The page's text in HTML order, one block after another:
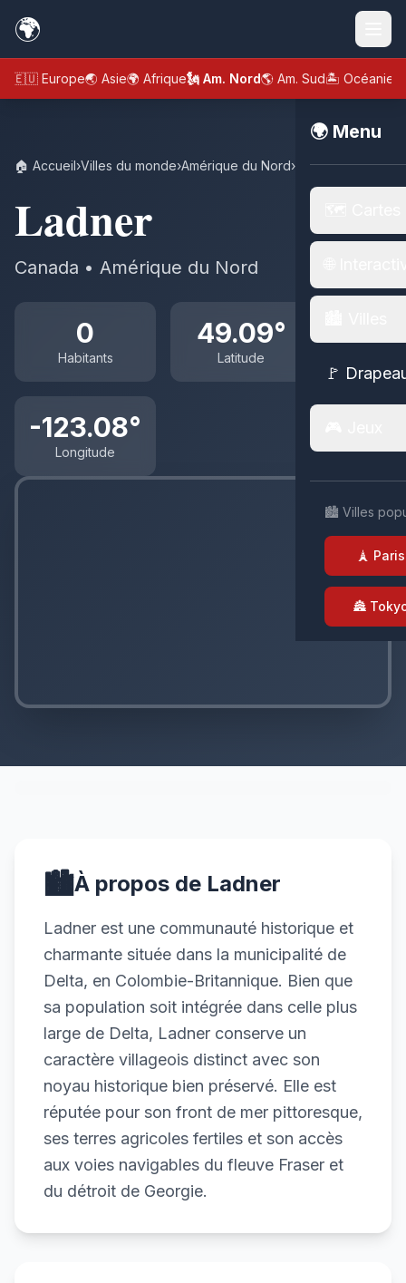
🌍
🇪🇺 Europe🌏 Asie🌍 Afrique🗽 Am. Nord🌎 Am. Sud🏝️ Océanie
🌍 Menu
🚩
🏙️ Villes
🗼 Paris
🏯
🏠 Accueil›Villes du monde›Amérique du Nord› Canada›Ladner
Ladner
Canada • Amérique du Nord
0
Habitants
49.09°
Latitude
-123.08°
Longitude
🏙️À propos de Ladner
Ladner est une communauté historique et
charmante située dans la municipalité de
Delta, en Colombie-Britannique. Bien que
sa population soit intégrée dans celle plus
large de Delta, Ladner conserve un
caractère villageois distinct avec son
noyau historique bien préservé. Elle est
réputée pour son front de mer pittoresque,
ses terres agricoles fertiles et son accès
aux voies navigables du fleuve Fraser et
du détroit de Georgie.